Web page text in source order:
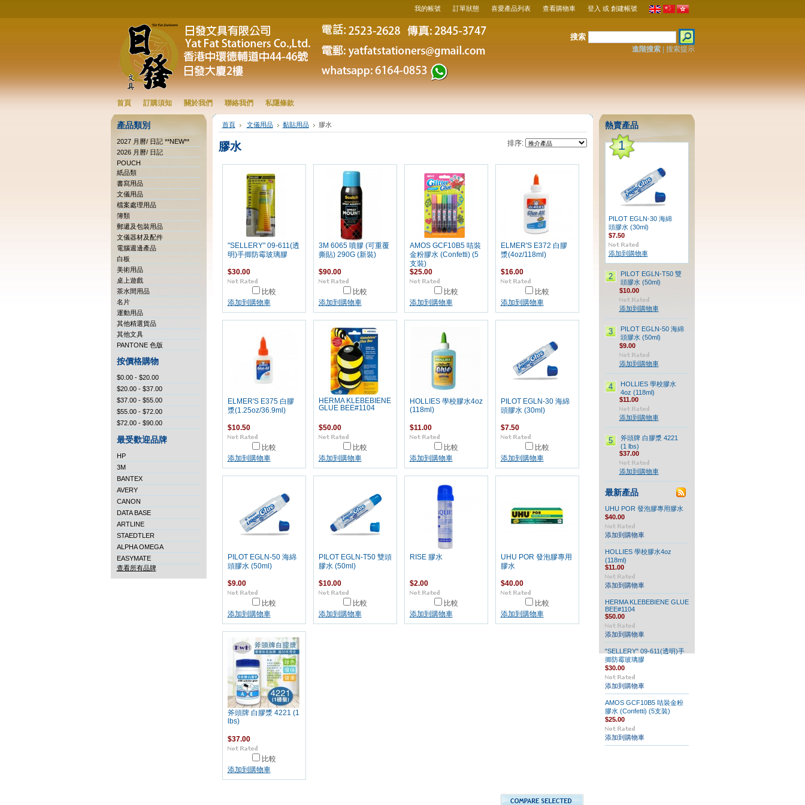
我的帳號 訂單狀態 喜愛產品列表 查看購物車 登入 或 創建帳號
搜索
進階搜索| 搜索提示
首頁 訂購須知 關於我們 聯絡我們 私隱條款
產品類別
2027 月曆/ 日記 **NEW**
2026 月曆/ 日記
POUCH
紙品類
書寫用品
文儀用品
檔案處理用品
簿類
郵遞及包裝用品
文儀器材及配件
電腦週邊產品
白板
美術用品
桌上遊戲
茶水間用品
名片
運動用品
其他精選貨品
其他文具
PANTONE 色版
按價格購物
$0.00 - $20.00
$20.00 - $37.00
$37.00 - $55.00
$55.00 - $72.00
$72.00 - $90.00
最受歡迎品牌
HP
3M
BANTEX
AVERY
CANON
DATA BASE
ARTLINE
STAEDTLER
ALPHA OMEGA
EASYMATE
查看所有品牌
首頁 文儀用品 黏貼用品 膠水
排序:
膠水
"SELLERY" 09-611(透
明)手揤防霉玻璃膠
$30.00
比較
添加到購物車
3M 6065 噴膠 (可重覆
撕貼) 290G (新裝)
$90.00
比較
添加到購物車
AMOS GCF10B5 咭裝
金粉膠水 (Confetti) (5
支裝)
$25.00
比較
添加到購物車
ELMER'S E372 白膠
漿(4oz/118ml)
$16.00
比較
添加到購物車
ELMER'S E375 白膠
漿(1.25oz/36.9ml)
$10.50
比較
添加到購物車
HERMA KLEBEBIENE
GLUE BEE#1104
$50.00
比較
添加到購物車
HOLLIES 學校膠水4oz
(118ml)
$11.00
比較
添加到購物車
PILOT EGLN-30 海綿
頭膠水 (30ml)
$7.50
比較
添加到購物車
PILOT EGLN-50 海綿
頭膠水 (50ml)
$9.00
比較
添加到購物車
PILOT EGLN-T50 雙頭
膠水 (50ml)
$10.00
比較
添加到購物車
RISE 膠水
$2.00
比較
添加到購物車
UHU POR 發泡膠專用
膠水
$40.00
比較
添加到購物車
斧頭牌 白膠漿 4221 (1
lbs)
$37.00
比較
添加到購物車
熱賣產品
1
PILOT EGLN-30 海綿
頭膠水 (30ml)
$7.50
添加到購物車
2
PILOT EGLN-T50 雙
頭膠水 (50ml)
$10.00
添加到購物車
3
PILOT EGLN-50 海綿
頭膠水 (50ml)
$9.00
添加到購物車
4
HOLLIES 學校膠水
4oz (118ml)
$11.00
添加到購物車
5
斧頭牌 白膠漿 4221
(1 lbs)
$37.00
添加到購物車
最新產品
UHU POR 發泡膠專用膠水
$40.00
添加到購物車
HOLLIES 學校膠水4oz
(118ml)
$11.00
添加到購物車
HERMA KLEBEBIENE GLUE
BEE#1104
$50.00
添加到購物車
"SELLERY" 09-611(透明)手
揤防霉玻璃膠
$30.00
添加到購物車
AMOS GCF10B5 咭裝金粉
膠水 (Confetti) (5支裝)
$25.00
添加到購物車